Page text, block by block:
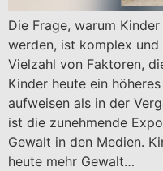
Die Frage, warum
werden, ist komplex
Vielzahl von Faktoren,
Kinder heute ein
aufweisen als in der
ist die zunehmende
Gewalt in den Medien.
heute mehr Gewalt…